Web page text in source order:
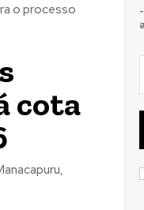
o processo
cota